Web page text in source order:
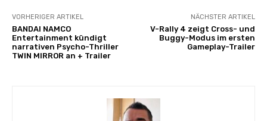
VORHERIGER ARTIKEL
BANDAI NAMCO
Entertainment kündigt
narrativen Psycho-Thriller
TWIN MIRROR an + Trailer
NÄCHSTER ARTIKEL
V-Rally 4 zeigt Cross- und
Buggy-Modus im ersten
Gameplay-Trailer